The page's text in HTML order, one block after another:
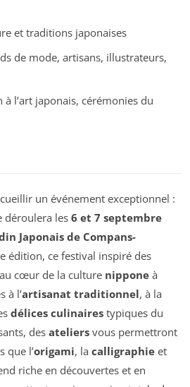
et traditions japonaises
de mode, artisans, illustrateurs,
l’art japonais, cérémonies du
un événement exceptionnel :
déroulera les 6 et 7 septembre
Japonais de Compans-
édition, ce festival inspiré des
cœur de la culture nippone à
à l’artisanat traditionnel, à la
délices culinaires typiques du
des ateliers vous permettront
que l’origami, la calligraphie et
riche en découvertes et en